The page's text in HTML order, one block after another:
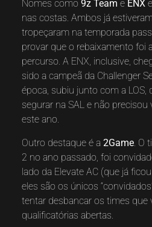
Nomes como 9z Team e ENX
nas costas. Ambos já
tropeçaram na temporada
provar que o rebaixamento foi
percurso. A ENX, inclusive,
sido a campeã da Challenger
época, subiu junto com a LOS,
segurar na SAL e não precisou
este ano.
Outro destaque é a 2Game. O
2 no ano passado, foi
lado da Elevate AC (que já
eles são os únicos
tentar desbancar os times que
qualificatórias abertas.